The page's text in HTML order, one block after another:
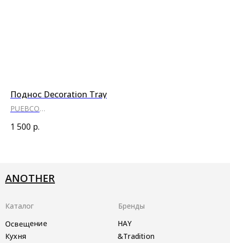
Поднос Decoration Tray
PUEBCO
1 500 р.
Кухня
HAY
&Tradition
Освещение
ANOTHER
Бренды
Каталог